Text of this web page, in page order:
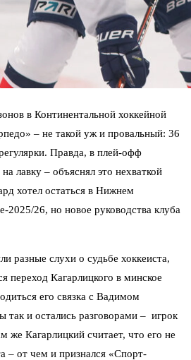
в Континентальной хоккейной
– не такой уж и провальный: 36
Правда, в плей-офф
лавку – объяснял это нехваткой
хотел остаться в Нижнем
2025/26, но новое руководства клуба
разные слухи о судьбе хоккеиста,
переход Кагарлицкого в минское
его связка с Вадимом
и остались разговорами – игрок
же Кагарлицкий считает, что его не
– от чем и признался «Спорт-